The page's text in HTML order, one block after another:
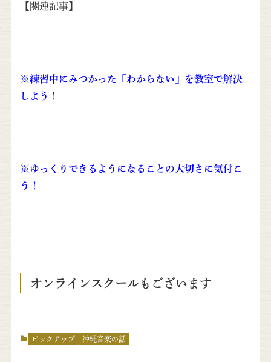
【関連記事】
※練習中にみつかった「わからない」を教室で解決
しよう！
※ゆっくりできるようになることの大切さに気付こ
う！
オンラインスクールもございます
ピックアップ 沖縄音楽の話